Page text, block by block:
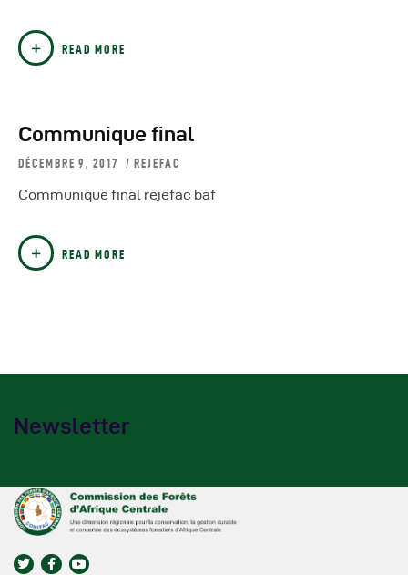
READ MORE
Communique final
DÉCEMBRE 9, 2017 REJEFAC
Communique final rejefac baf
READ MORE
Newsletter